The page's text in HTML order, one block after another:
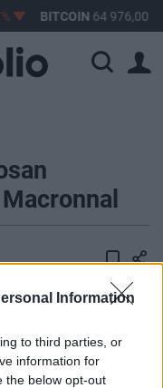
Information
to third parties, or
information for
the below opt-out
BITCOIN 64 976,00
párizsi
majd